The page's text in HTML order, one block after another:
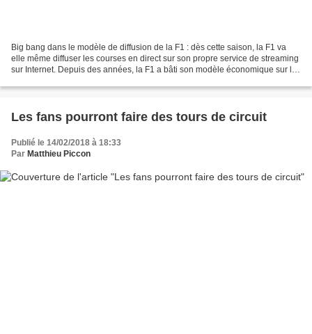
Big bang dans le modèle de diffusion de la F1 : dès cette saison, la F1 va
elle même diffuser les courses en direct sur son propre service de streaming
sur Internet. Depuis des années, la F1 a bâti son modèle économique sur la
Les fans pourront faire des tours de circuit
Publié le 14/02/2018 à 18:33
Par Matthieu Piccon